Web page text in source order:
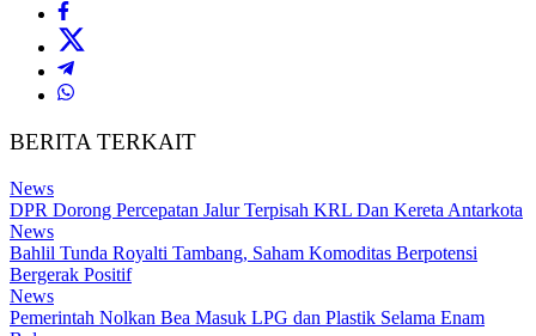
BERITA TERKAIT
News
DPR Dorong Percepatan Jalur Terpisah KRL Dan Kereta Antarkota
News
Bahlil Tunda Royalti Tambang, Saham Komoditas Berpotensi
Bergerak Positif
News
Pemerintah Nolkan Bea Masuk LPG dan Plastik Selama Enam